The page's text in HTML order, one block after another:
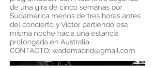
de una gira de cinco semanas por
Sudamérica menos de tres horas antes
del concierto y Víctor partiendo esa
misma noche hacia una estancia
prolongada en Australia.
CONTACTO: wademadrid@gmail.com